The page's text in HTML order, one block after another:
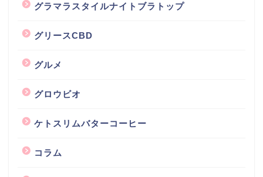
グラマラスタイルナイトブラトップ
グリースCBD
グルメ
グロウビオ
ケトスリムバターコーヒー
コラム